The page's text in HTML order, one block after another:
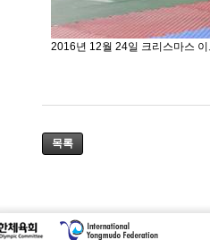
2016년 12월 24일 크리스마스
목록